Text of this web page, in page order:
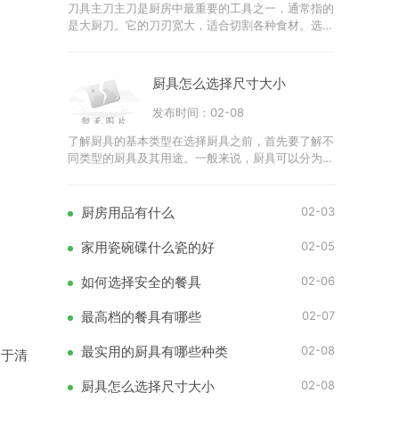
清
刀具主刀主刀是厨房中最重要的工具之一，通常指的
是大厨刀。它的刀刃宽大，适合切割各种食材。选择
厨具怎么选择尺寸大小
发布时间：02-08
了解厨具的基本类型在选择厨具之前，首先要了解不
同类型的厨具及其用途。一般来说，厨具可以分为以
厨房用品有什么 02-03
家用瓷碗碟什么瓷的好 02-05
如何选择安全的餐具 02-06
最高档的餐具有哪些 02-07
最实用的厨具有哪些种类 02-08
厨具怎么选择尺寸大小 02-08